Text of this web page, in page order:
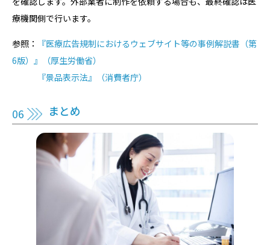
療機関側で行います。
参照：
『医療広告規制におけるウェブサイト等の事例解説書（第
6版）』（厚生労働省）
『景品表示法』（消費者庁）
まとめ